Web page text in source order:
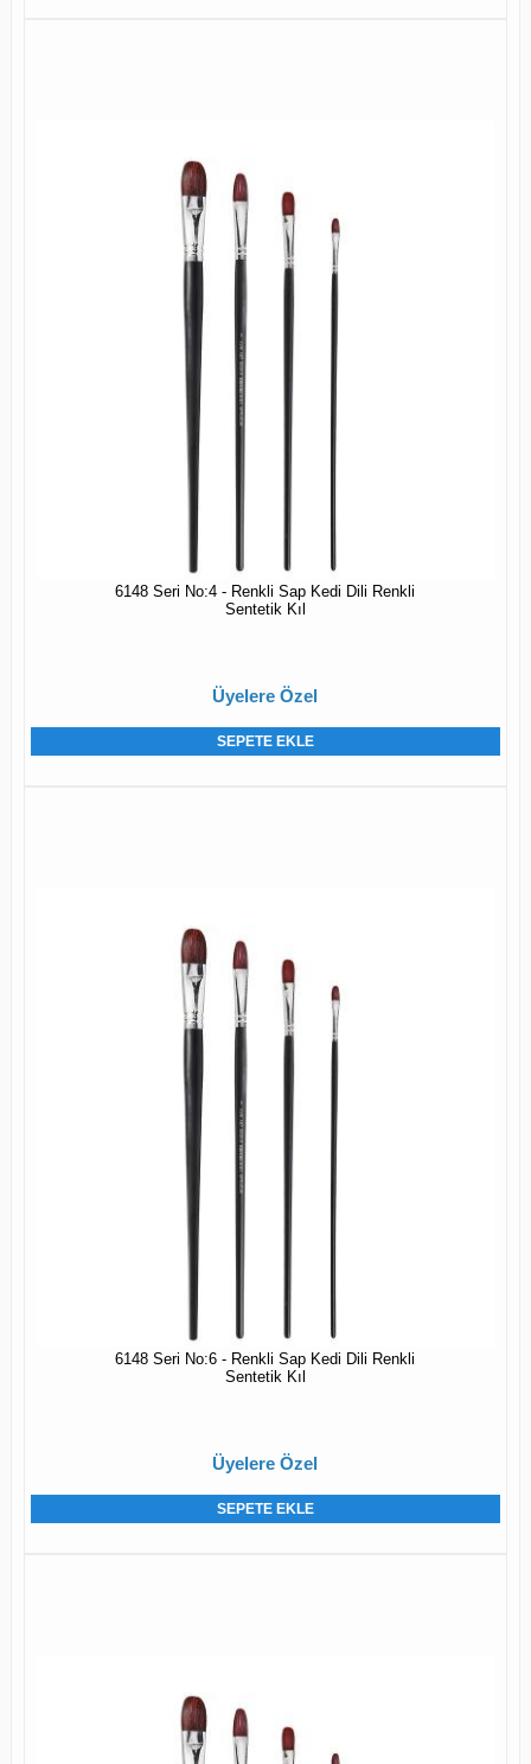
6148 Seri No:4 - Renkli Sap Kedi Dili Renkli
Sentetik Kıl
Üyelere Özel
SEPETE EKLE
6148 Seri No:6 - Renkli Sap Kedi Dili Renkli
Sentetik Kıl
Üyelere Özel
SEPETE EKLE